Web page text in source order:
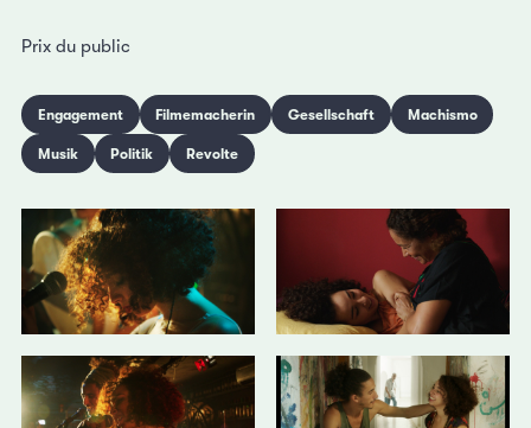
Prix du public
Engagement Filmemacherin Gesellschaft Machismo
Musik Politik Revolte